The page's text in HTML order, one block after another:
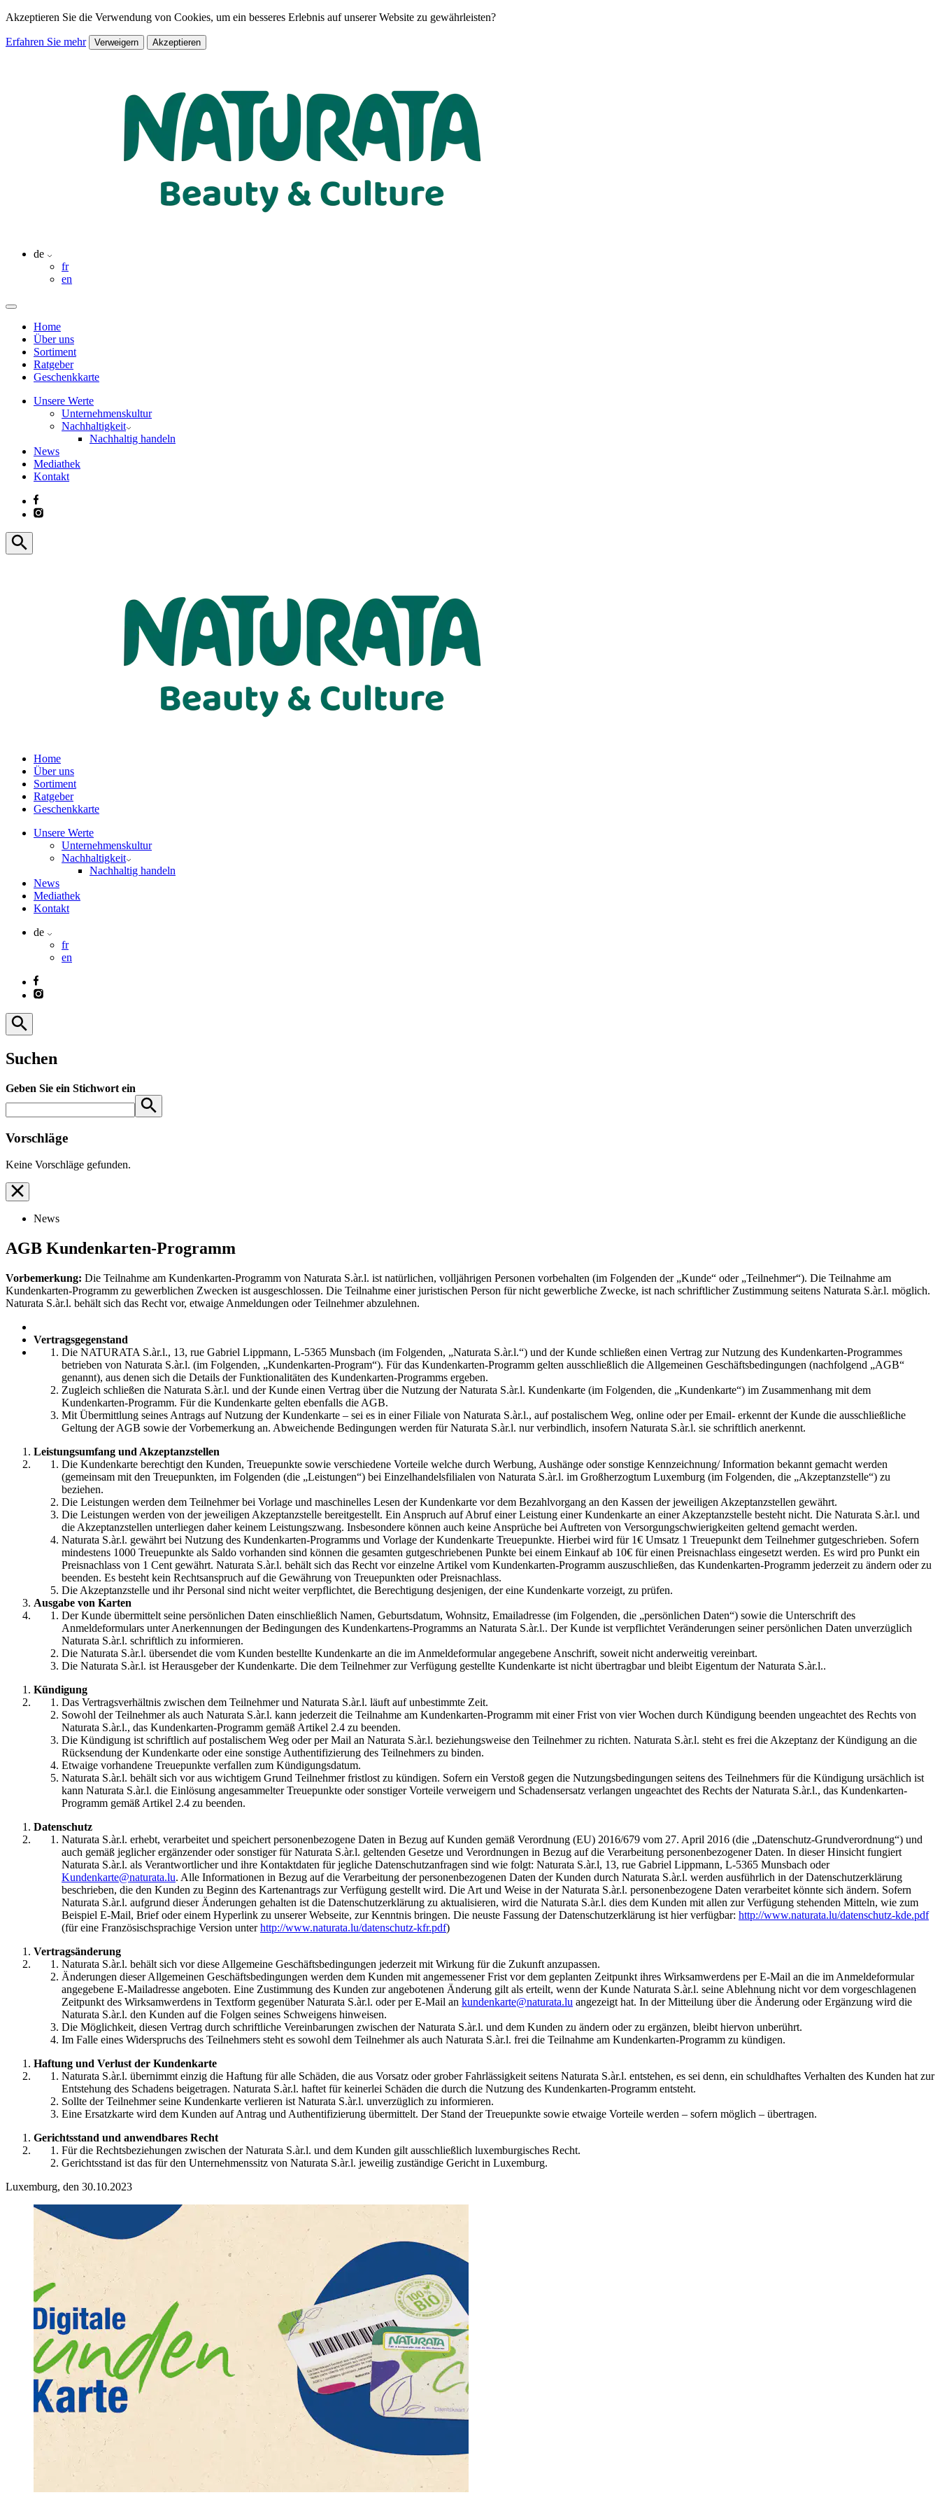
Akzeptieren Sie die Verwendung von Cookies, um ein besseres Erlebnis auf unserer Website zu gewährleisten?
Erfahren Sie mehr Verweigern Akzeptieren
de
fr
en
Home
Über uns
Sortiment
Ratgeber
Geschenkkarte
Unsere Werte
Unternehmenskultur
Nachhaltigkeit
Nachhaltig handeln
News
Mediathek
Kontakt
Home
Über uns
Sortiment
Ratgeber
Geschenkkarte
Unsere Werte
Unternehmenskultur
Nachhaltigkeit
Nachhaltig handeln
News
Mediathek
Kontakt
de
fr
en
Suchen
Geben Sie ein Stichwort ein
Vorschläge
Keine Vorschläge gefunden.
News
AGB Kundenkarten-Programm
Vorbemerkung: Die Teilnahme am Kundenkarten-Programm von Naturata S.àr.l. ist natürlichen, volljährigen Personen vorbehalten (im Folgenden der „Kunde“ oder „Teilnehmer“). Die Teilnahme am
Kundenkarten-Programm zu gewerblichen Zwecken ist ausgeschlossen. Die Teilnahme einer juristischen Person für nicht gewerbliche Zwecke, ist nach schriftlicher Zustimmung seitens Naturata S.àr.l. möglich.
Naturata S.àr.l. behält sich das Recht vor, etwaige Anmeldungen oder Teilnehmer abzulehnen.
Vertragsgegenstand
Die NATURATA S.àr.l., 13, rue Gabriel Lippmann, L-5365 Munsbach (im Folgenden, „Naturata S.àr.l.“) und der Kunde schließen einen Vertrag zur Nutzung des Kundenkarten-Programmes
betrieben von Naturata S.àr.l. (im Folgenden, „Kundenkarten-Program“). Für das Kundenkarten-Programm gelten ausschließlich die Allgemeinen Geschäftsbedingungen (nachfolgend „AGB“
genannt), aus denen sich die Details der Funktionalitäten des Kundenkarten-Programms ergeben.
Zugleich schließen die Naturata S.àr.l. und der Kunde einen Vertrag über die Nutzung der Naturata S.àr.l. Kundenkarte (im Folgenden, die „Kundenkarte“) im Zusammenhang mit dem
Kundenkarten-Programm. Für die Kundenkarte gelten ebenfalls die AGB.
Mit Übermittlung seines Antrags auf Nutzung der Kundenkarte – sei es in einer Filiale von Naturata S.àr.l., auf postalischem Weg, online oder per Email- erkennt der Kunde die ausschließliche
Geltung der AGB sowie der Vorbemerkung an. Abweichende Bedingungen werden für Naturata S.àr.l. nur verbindlich, insofern Naturata S.àr.l. sie schriftlich anerkennt.
Leistungsumfang und Akzeptanzstellen
Die Kundenkarte berechtigt den Kunden, Treuepunkte sowie verschiedene Vorteile welche durch Werbung, Aushänge oder sonstige Kennzeichnung/ Information bekannt gemacht werden
(gemeinsam mit den Treuepunkten, im Folgenden (die „Leistungen“) bei Einzelhandelsfilialen von Naturata S.àr.l. im Großherzogtum Luxemburg (im Folgenden, die „Akzeptanzstelle“) zu
beziehen.
Die Leistungen werden dem Teilnehmer bei Vorlage und maschinelles Lesen der Kundenkarte vor dem Bezahlvorgang an den Kassen der jeweiligen Akzeptanzstellen gewährt.
Die Leistungen werden von der jeweiligen Akzeptanzstelle bereitgestellt. Ein Anspruch auf Abruf einer Leistung einer Kundenkarte an einer Akzeptanzstelle besteht nicht. Die Naturata S.àr.l. und
die Akzeptanzstellen unterliegen daher keinem Leistungszwang. Insbesondere können auch keine Ansprüche bei Auftreten von Versorgungschwierigkeiten geltend gemacht werden.
Naturata S.àr.l. gewährt bei Nutzung des Kundenkarten-Programms und Vorlage der Kundenkarte Treuepunkte. Hierbei wird für 1€ Umsatz 1 Treuepunkt dem Teilnehmer gutgeschrieben. Sofern
mindestens 1000 Treuepunkte als Saldo vorhanden sind können die gesamten gutgeschriebenen Punkte bei einem Einkauf ab 10€ für einen Preisnachlass eingesetzt werden. Es wird pro Punkt ein
Preisnachlass von 1 Cent gewährt. Naturata S.àr.l. behält sich das Recht vor einzelne Artikel vom Kundenkarten-Programm auszuschließen, das Kundenkarten-Programm jederzeit zu ändern oder zu
beenden. Es besteht kein Rechtsanspruch auf die Gewährung von Treuepunkten oder Preisnachlass.
Die Akzeptanzstelle und ihr Personal sind nicht weiter verpflichtet, die Berechtigung desjenigen, der eine Kundenkarte vorzeigt, zu prüfen.
Ausgabe von Karten
Der Kunde übermittelt seine persönlichen Daten einschließlich Namen, Geburtsdatum, Wohnsitz, Emailadresse (im Folgenden, die „persönlichen Daten“) sowie die Unterschrift des
Anmeldeformulars unter Anerkennungen der Bedingungen des Kundenkartens-Programms an Naturata S.àr.l.. Der Kunde ist verpflichtet Veränderungen seiner persönlichen Daten unverzüglich
Naturata S.àr.l. schriftlich zu informieren.
Die Naturata S.àr.l. übersendet die vom Kunden bestellte Kundenkarte an die im Anmeldeformular angegebene Anschrift, soweit nicht anderweitig vereinbart.
Die Naturata S.àr.l. ist Herausgeber der Kundenkarte. Die dem Teilnehmer zur Verfügung gestellte Kundenkarte ist nicht übertragbar und bleibt Eigentum der Naturata S.àr.l..
Kündigung
Das Vertragsverhältnis zwischen dem Teilnehmer und Naturata S.àr.l. läuft auf unbestimmte Zeit.
Sowohl der Teilnehmer als auch Naturata S.àr.l. kann jederzeit die Teilnahme am Kundenkarten-Programm mit einer Frist von vier Wochen durch Kündigung beenden ungeachtet des Rechts von
Naturata S.àr.l., das Kundenkarten-Programm gemäß Artikel 2.4 zu beenden.
Die Kündigung ist schriftlich auf postalischem Weg oder per Mail an Naturata S.àr.l. beziehungsweise den Teilnehmer zu richten. Naturata S.àr.l. steht es frei die Akzeptanz der Kündigung an die
Rücksendung der Kundenkarte oder eine sonstige Authentifizierung des Teilnehmers zu binden.
Etwaige vorhandene Treuepunkte verfallen zum Kündigungsdatum.
Naturata S.àr.l. behält sich vor aus wichtigem Grund Teilnehmer fristlost zu kündigen. Sofern ein Verstoß gegen die Nutzungsbedingungen seitens des Teilnehmers für die Kündigung ursächlich ist
kann Naturata S.àr.l. die Einlösung angesammelter Treuepunkte oder sonstiger Vorteile verweigern und Schadensersatz verlangen ungeachtet des Rechts der Naturata S.àr.l., das Kundenkarten-
Programm gemäß Artikel 2.4 zu beenden.
Datenschutz
Naturata S.àr.l. erhebt, verarbeitet und speichert personenbezogene Daten in Bezug auf Kunden gemäß Verordnung (EU) 2016/679 vom 27. April 2016 (die „Datenschutz-Grundverordnung“) und
auch gemäß jeglicher ergänzender oder sonstiger für Naturata S.àr.l. geltenden Gesetze und Verordnungen in Bezug auf die Verarbeitung personenbezogener Daten. In dieser Hinsicht fungiert
Naturata S.àr.l. als Verantwortlicher und ihre Kontaktdaten für jegliche Datenschutzanfragen sind wie folgt: Naturata S.àr.l, 13, rue Gabriel Lippmann, L-5365 Munsbach oder
Kundenkarte@naturata.lu. Alle Informationen in Bezug auf die Verarbeitung der personenbezogenen Daten der Kunden durch Naturata S.àr.l. werden ausführlich in der Datenschutzerklärung
beschrieben, die den Kunden zu Beginn des Kartenantrags zur Verfügung gestellt wird. Die Art und Weise in der Naturata S.àr.l. personenbezogene Daten verarbeitet könnte sich ändern. Sofern
Naturata S.àr.l. aufgrund dieser Änderungen gehalten ist die Datenschutzerklärung zu aktualisieren, wird die Naturata S.àr.l. dies dem Kunden mit allen zur Verfügung stehenden Mitteln, wie zum
Beispiel E-Mail, Brief oder einem Hyperlink zu unserer Webseite, zur Kenntnis bringen. Die neuste Fassung der Datenschutzerklärung ist hier verfügbar: http://www.naturata.lu/datenschutz-kde.pdf
(für eine Französischsprachige Version unterhttp://www.naturata.lu/datenschutz-kfr.pdf)
Vertragsänderung
Naturata S.àr.l. behält sich vor diese Allgemeine Geschäftsbedingungen jederzeit mit Wirkung für die Zukunft anzupassen.
Änderungen dieser Allgemeinen Geschäftsbedingungen werden dem Kunden mit angemessener Frist vor dem geplanten Zeitpunkt ihres Wirksamwerdens per E-Mail an die im Anmeldeformular
angegebene E-Mailadresse angeboten. Eine Zustimmung des Kunden zur angebotenen Änderung gilt als erteilt, wenn der Kunde Naturata S.àr.l. seine Ablehnung nicht vor dem vorgeschlagenen
Zeitpunkt des Wirksamwerdens in Textform gegenüber Naturata S.àr.l. oder per E-Mail an kundenkarte@naturata.lu angezeigt hat. In der Mitteilung über die Änderung oder Ergänzung wird die
Naturata S.àr.l. den Kunden auf die Folgen seines Schweigens hinweisen.
Die Möglichkeit, diesen Vertrag durch schriftliche Vereinbarungen zwischen der Naturata S.àr.l. und dem Kunden zu ändern oder zu ergänzen, bleibt hiervon unberührt.
Im Falle eines Widerspruchs des Teilnehmers steht es sowohl dem Teilnehmer als auch Naturata S.àr.l. frei die Teilnahme am Kundenkarten-Programm zu kündigen.
Haftung und Verlust der Kundenkarte
Naturata S.àr.l. übernimmt einzig die Haftung für alle Schäden, die aus Vorsatz oder grober Fahrlässigkeit seitens Naturata S.àr.l. entstehen, es sei denn, ein schuldhaftes Verhalten des Kunden hat zur
Entstehung des Schadens beigetragen. Naturata S.àr.l. haftet für keinerlei Schäden die durch die Nutzung des Kundenkarten-Programm entsteht.
Sollte der Teilnehmer seine Kundenkarte verlieren ist Naturata S.àr.l. unverzüglich zu informieren.
Eine Ersatzkarte wird dem Kunden auf Antrag und Authentifizierung übermittelt. Der Stand der Treuepunkte sowie etwaige Vorteile werden – sofern möglich – übertragen.
Gerichtsstand und anwendbares Recht
Für die Rechtsbeziehungen zwischen der Naturata S.àr.l. und dem Kunden gilt ausschließlich luxemburgisches Recht.
Gerichtsstand ist das für den Unternehmenssitz von Naturata S.àr.l. jeweilig zuständige Gericht in Luxemburg.
Luxemburg, den 30.10.2023